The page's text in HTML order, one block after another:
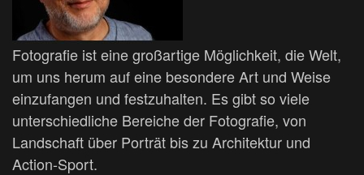
Fotografie ist eine großartige Möglichkeit, die Welt,
um uns herum auf eine besondere Art und Weise
einzufangen und festzuhalten. Es gibt so viele
unterschiedliche Bereiche der Fotografie, von
Landschaft über Porträt bis zu Architektur und
Action-Sport.